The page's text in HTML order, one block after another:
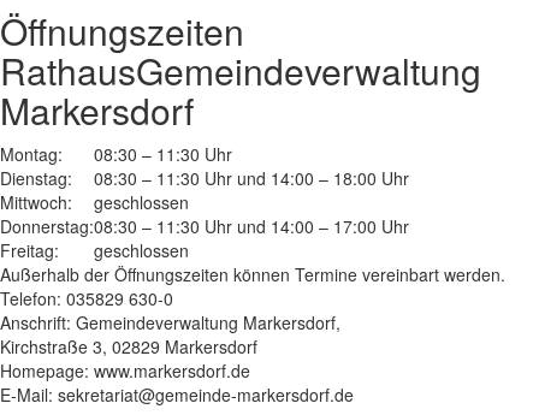
Öffnungszeiten
RathausGemeindeverwaltung
Markersdorf
Montag:
08:30 – 11:30 Uhr
Dienstag:
08:30 – 11:30 Uhr und 14:00 – 18:00 Uhr
Mittwoch:
geschlossen
Donnerstag:08:30 – 11:30 Uhr und 14:00 – 17:00 Uhr
Freitag:
geschlossen
Außerhalb der Öffnungszeiten können Termine vereinbart werden.
Telefon: 035829 630-0
Anschrift: Gemeindeverwaltung Markersdorf,
Kirchstraße 3, 02829 Markersdorf
Homepage: www.markersdorf.de
E-Mail: sekretariat@gemeinde-markersdorf.de